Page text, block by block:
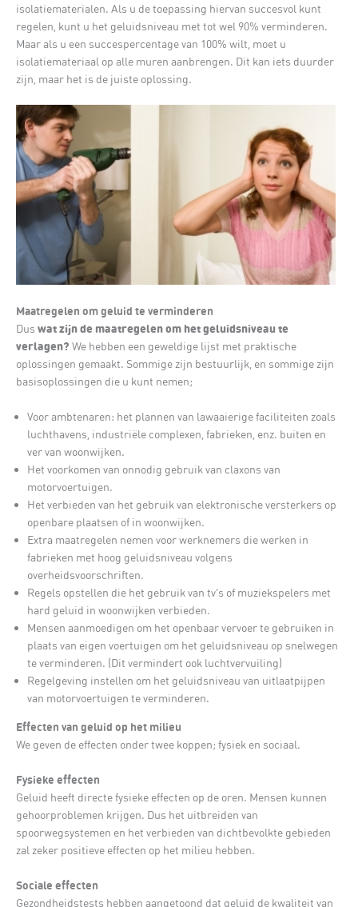
isolatiematerialen. Als u de toepassing hiervan succesvol kunt
regelen, kunt u het geluidsniveau met tot wel 90% verminderen.
Maar als u een succespercentage van 100% wilt, moet u
isolatiemateriaal op alle muren aanbrengen. Dit kan iets duurder
zijn, maar het is de juiste oplossing.
Maatregelen om geluid te verminderen
Dus wat zijn de maatregelen om het geluidsniveau te
verlagen? We hebben een geweldige lijst met praktische
oplossingen gemaakt. Sommige zijn bestuurlijk, en sommige zijn
basisoplossingen die u kunt nemen;
Voor ambtenaren: het plannen van lawaaierige faciliteiten zoals
luchthavens, industriële complexen, fabrieken, enz. buiten en
ver van woonwijken.
Het voorkomen van onnodig gebruik van claxons van
motorvoertuigen.
Het verbieden van het gebruik van elektronische versterkers op
openbare plaatsen of in woonwijken.
Extra maatregelen nemen voor werknemers die werken in
fabrieken met hoog geluidsniveau volgens
overheidsvoorschriften.
Regels opstellen die het gebruik van tv’s of muziekspelers met
hard geluid in woonwijken verbieden.
Mensen aanmoedigen om het openbaar vervoer te gebruiken in
plaats van eigen voertuigen om het geluidsniveau op snelwegen
te verminderen. (Dit vermindert ook luchtvervuiling)
Regelgeving instellen om het geluidsniveau van uitlaatpijpen
van motorvoertuigen te verminderen.
Effecten van geluid op het milieu
We geven de effecten onder twee koppen; fysiek en sociaal.
Fysieke effecten
Geluid heeft directe fysieke effecten op de oren. Mensen kunnen
gehoorproblemen krijgen. Dus het uitbreiden van
spoorwegsystemen en het verbieden van dichtbevolkte gebieden
zal zeker positieve effecten op het milieu hebben.
Sociale effecten
Gezondheidstests hebben aangetoond dat geluid de kwaliteit van